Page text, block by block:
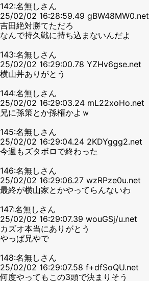
142:名無しさん
25/02/02 16:28:59.49 gBW48MW0.net
吉田絶対勝てただろ
なんで持久戦に持ち込まないんだよ
143:名無しさん
25/02/02 16:29:00.78 YZHv6gse.net
横山丼ありがとう
144:名無しさん
25/02/02 16:29:03.24 mL22xoHo.net
兄に孫策とか孫権かよｗ
145:名無しさん
25/02/02 16:29:04.24 2KDYggg2.net
今週もズタボロで終わった
146:名無しさん
25/02/02 16:29:06.27 wzRPze0u.net
最終が横山家とかやってらんないわ
147:名無しさん
25/02/02 16:29:07.39 wouGSj/u.net
カズオ本当にありがとう
やっぱ兄やで
148:名無しさん
25/02/02 16:29:07.58 f+dfSoQU.net
何度やってもこの3頭で決まりそう